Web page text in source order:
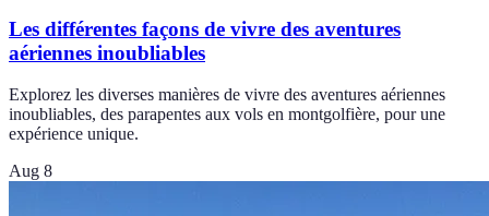
Les différentes façons de vivre des aventures
aériennes inoubliables
Explorez les diverses manières de vivre des aventures aériennes
inoubliables, des parapentes aux vols en montgolfière, pour une
expérience unique.
Aug 8